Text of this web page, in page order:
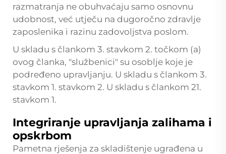
razmatranja ne obuhvaćaju samo osnovnu
udobnost, već utječu na dugoročno zdravlje
zaposlenika i razinu zadovoljstva poslom.
U skladu s člankom 3. stavkom 2. točkom (a)
ovog članka, "službenici" su osoblje koje je
podređeno upravljanju. U skladu s člankom 3.
stavkom 1. stavkom 2. U skladu s člankom 21.
stavkom 1.
Integriranje upravljanja zalihama i
opskrbom
Pametna rješenja za skladištenje ugrađena u